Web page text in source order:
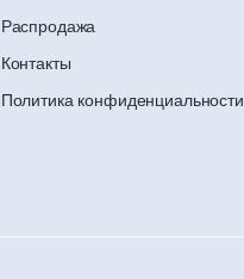
Распродажа
Контакты
Политика конфиденциальности